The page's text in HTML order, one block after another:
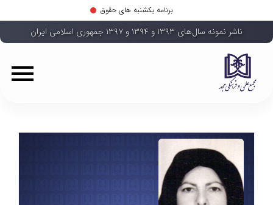
برنامه یکشنبه های حقوق
ناشر نمونه سال‌های ۱۳۹۳ و ۱۳۹۴ و ۱۳۹۷ جمهوری اسلامی ایران